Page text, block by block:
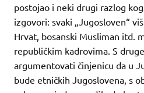
postojao i neki drugi razlog
izgovori: svaki „Jugosloven“
Hrvat, bosanski Musliman itd.
republičkim kadrovima. S
argumentovati činjenicu da u
bude etničkih Jugoslovena, s